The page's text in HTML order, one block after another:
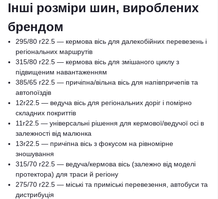
Інші розміри шин, вироблених
брендом
295/80 r22.5 — кермова вісь для далекобійних перевезень і
регіональних маршрутів
315/80 r22.5 — кермова вісь для змішаного циклу з
підвищеним навантаженням
385/65 r22.5 — причіпна/вільна вісь для напівпричепів та
автопоїздів
12r22.5 — ведуча вісь для регіональних доріг і помірно
складних покриттів
11r22.5 — універсальні рішення для кермової/ведучої осі в
залежності від малюнка
13r22.5 — причіпна вісь з фокусом на рівномірне
зношування
315/70 r22.5 — ведуча/кермова вісь (залежно від моделі
протектора) для траси й регіону
275/70 r22.5 — міські та приміські перевезення, автобуси та
дистрибуція